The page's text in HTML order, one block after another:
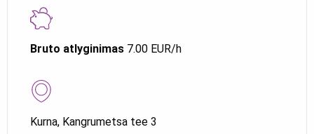
Bruto atlyginimas 7.00 EUR/h
Kurna, Kangrumetsa tee 3